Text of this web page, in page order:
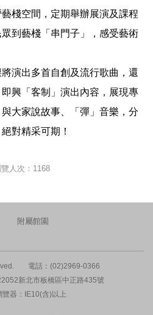
棧空間，定期舉辦展演及課程
到藝棧「串門子」，感受藝術
出多首自創及流行歌曲，還
興「客制」演出內容，展現專
大家說故事、「彈」音樂，分
對精采可期！
人次：1168
附屬館園
電話：(02)2969-0366
新北市板橋區中正路435號
覽器：IE10(含)以上